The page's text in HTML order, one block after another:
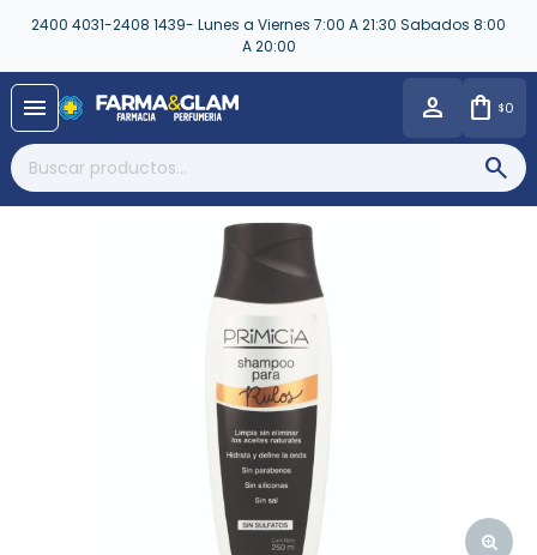
2400 4031-2408 1439- Lunes a Viernes 7:00 A 21:30 Sabados 8:00
A 20:00
menu $0